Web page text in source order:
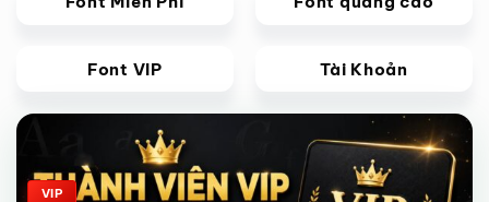
Font VIP Tài Khoản
Giảm giá!
VIP